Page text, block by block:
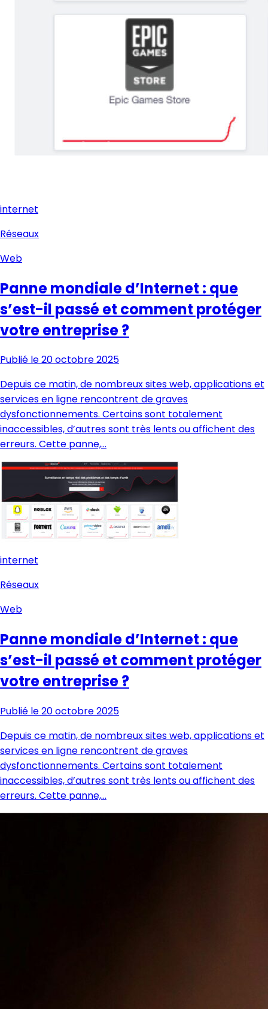
internet
Réseaux
Web
Panne mondiale d’Internet : que
s’est-il passé et comment protéger
votre entreprise ?
Publié le 20 octobre 2025
Depuis ce matin, de nombreux sites web, applications et
services en ligne rencontrent de graves
dysfonctionnements. Certains sont totalement
inaccessibles, d’autres sont très lents ou affichent des
erreurs. Cette panne,…
internet
Réseaux
Web
Panne mondiale d’Internet : que
s’est-il passé et comment protéger
votre entreprise ?
Publié le 20 octobre 2025
Depuis ce matin, de nombreux sites web, applications et
services en ligne rencontrent de graves
dysfonctionnements. Certains sont totalement
inaccessibles, d’autres sont très lents ou affichent des
erreurs. Cette panne,…